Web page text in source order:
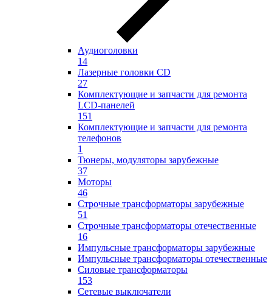
Аудиоголовки
14
Лазерные головки CD
27
Комплектующие и запчасти для ремонта
LCD-панелей
151
Комплектующие и запчасти для ремонта
телефонов
1
Тюнеры, модуляторы зарубежные
37
Моторы
46
Строчные трансформаторы зарубежные
51
Строчные трансформаторы отечественные
16
Импульсные трансформаторы зарубежные
Импульсные трансформаторы отечественные
Силовые трансформаторы
153
Сетевые выключатели